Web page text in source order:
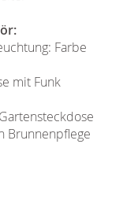
Farbe
mit Funk
Brunnenpflege